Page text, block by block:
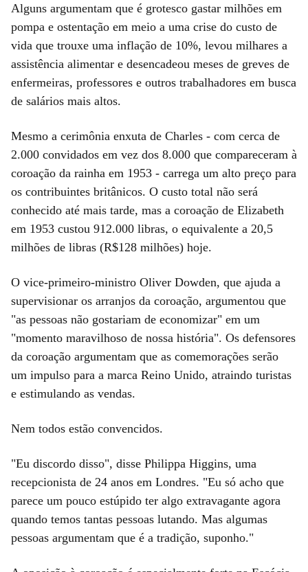
Alguns argumentam que é grotesco gastar milhões em
pompa e ostentação em meio a uma crise do custo de
vida que trouxe uma inflação de 10%, levou milhares a
assistência alimentar e desencadeou meses de greves de
enfermeiras, professores e outros trabalhadores em busca
de salários mais altos.
Mesmo a cerimônia enxuta de Charles - com cerca de
2.000 convidados em vez dos 8.000 que compareceram à
coroação da rainha em 1953 - carrega um alto preço para
os contribuintes britânicos. O custo total não será
conhecido até mais tarde, mas a coroação de Elizabeth
em 1953 custou 912.000 libras, o equivalente a 20,5
milhões de libras (R$128 milhões) hoje.
O vice-primeiro-ministro Oliver Dowden, que ajuda a
supervisionar os arranjos da coroação, argumentou que
"as pessoas não gostariam de economizar" em um
"momento maravilhoso de nossa história". Os defensores
da coroação argumentam que as comemorações serão
um impulso para a marca Reino Unido, atraindo turistas
e estimulando as vendas.
Nem todos estão convencidos.
"Eu discordo disso", disse Philippa Higgins, uma
recepcionista de 24 anos em Londres. "Eu só acho que
parece um pouco estúpido ter algo extravagante agora
quando temos tantas pessoas lutando. Mas algumas
pessoas argumentam que é a tradição, suponho."